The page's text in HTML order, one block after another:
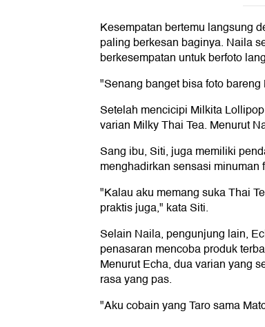
Kesempatan bertemu langsung
paling berkesan baginya. Naila
berkesempatan untuk berfoto
"Senang banget bisa foto
Setelah mencicipi Milkita
varian Milky Thai Tea. Menurut
Sang ibu, Siti, juga memiliki
menghadirkan sensasi
"Kalau aku memang suka Thai
praktis juga," kata Siti.
Selain Naila, pengunjung lain,
penasaran mencoba produk
Menurut Echa, dua varian yang
rasa yang pas.
"Aku cobain yang Taro sama